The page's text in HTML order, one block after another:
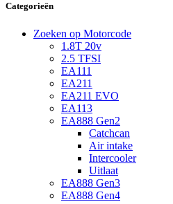
Categorieën
Zoeken op Motorcode
1.8T 20v
2.5 TFSI
EA111
EA211
EA211 EVO
EA113
EA888 Gen2
Catchcan
Air intake
Intercooler
Uitlaat
EA888 Gen3
EA888 Gen4